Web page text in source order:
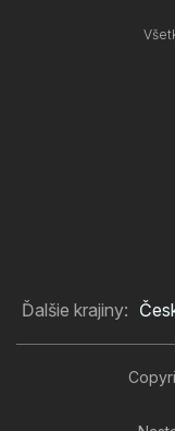
Ďalšie krajiny: